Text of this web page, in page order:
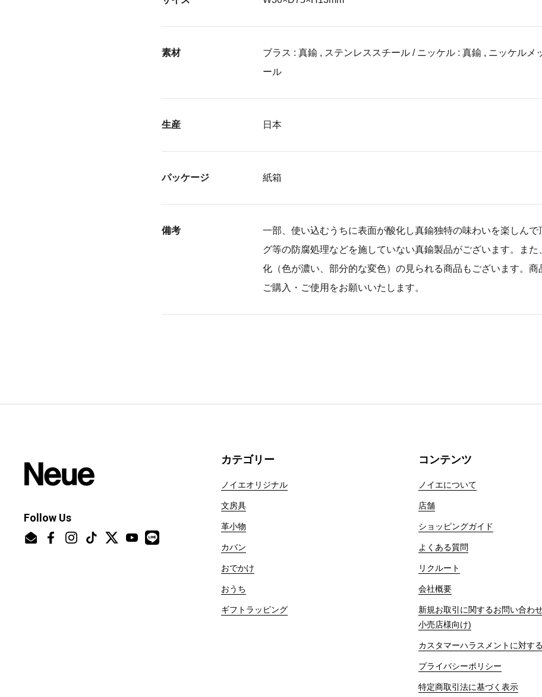
素材
ブラス : 真鍮 , ステンレススチール / ニッケル : 真鍮 , ニッケルメ
ール
生産 日本
パッケージ 紙箱
備考
一部、使い込むうちに表面が酸化し真鍮独特の味わいを楽しんで
グ等の防腐処理などを施していない真鍮製品がございます。また
化（色が濃い、部分的な変色）の見られる商品もございます。商
ご購入・ご使用をお願いいたします。
Follow Us
Email FacebookInstagramTikTokTwitterYouTube
カテゴリー
ノイエオリジナル
文房具
革小物
カバン
おでかけ
おうち
ギフトラッピング
コンテンツ
ノイエについて
店舗
ショッピングガイド
よくある質問
リクルート
会社概要
新規お取引に関するお問い合わ
小売店様向け)
カスタマーハラスメントに対す
プライバシーポリシー
特定商取引法に基づく表示